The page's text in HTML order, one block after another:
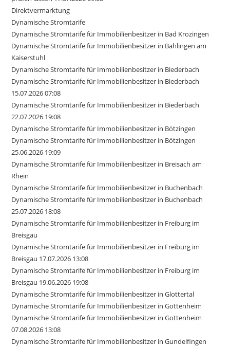
Direktvermarktung
Dynamische Stromtarife
Dynamische Stromtarife für Immobilienbesitzer in Bad Krozingen
Dynamische Stromtarife für Immobilienbesitzer in Bahlingen am
Kaiserstuhl
Dynamische Stromtarife für Immobilienbesitzer in Biederbach
Dynamische Stromtarife für Immobilienbesitzer in Biederbach
15.07.2026 07:08
Dynamische Stromtarife für Immobilienbesitzer in Biederbach
22.07.2026 19:08
Dynamische Stromtarife für Immobilienbesitzer in Bötzingen
Dynamische Stromtarife für Immobilienbesitzer in Bötzingen
25.06.2026 19:09
Dynamische Stromtarife für Immobilienbesitzer in Breisach am
Rhein
Dynamische Stromtarife für Immobilienbesitzer in Buchenbach
Dynamische Stromtarife für Immobilienbesitzer in Buchenbach
25.07.2026 18:08
Dynamische Stromtarife für Immobilienbesitzer in Freiburg im
Breisgau
Dynamische Stromtarife für Immobilienbesitzer in Freiburg im
Breisgau 17.07.2026 13:08
Dynamische Stromtarife für Immobilienbesitzer in Freiburg im
Breisgau 19.06.2026 19:08
Dynamische Stromtarife für Immobilienbesitzer in Glottertal
Dynamische Stromtarife für Immobilienbesitzer in Gottenheim
Dynamische Stromtarife für Immobilienbesitzer in Gottenheim
07.08.2026 13:08
Dynamische Stromtarife für Immobilienbesitzer in Gundelfingen